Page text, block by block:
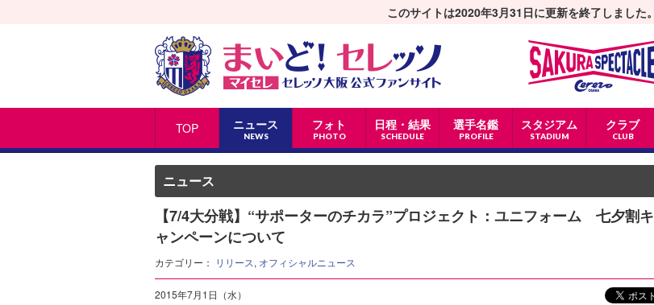
TOP ニュース
NEWS
フォト
PHOTO
日程・結果
SCHEDULE
選手名鑑
PROFILE
スタジアム
STADIUM
クラブ
CLUB
このサイトは2020年3月31日に更新を終了しました。
ニュース
【7/4大分戦】“サポーターのチカラ”プロジェクト：ユニフォーム 七夕割キ
ャンペーンについて
カテゴリー： リリース, オフィシャルニュース
2015年7月1日（水）